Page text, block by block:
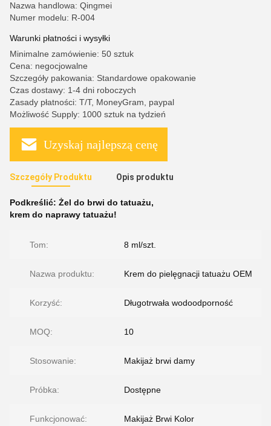
Nazwa handlowa: Qingmei
Numer modelu: R-004
Warunki płatności i wysyłki
Minimalne zamówienie: 50 sztuk
Cena: negocjowalne
Szczegóły pakowania: Standardowe opakowanie
Czas dostawy: 1-4 dni roboczych
Zasady płatności: T/T, MoneyGram, paypal
Możliwość Supply: 1000 sztuk na tydzień
Uzyskaj najlepszą cenę
Szczegóły Produktu Opis produktu
Podkreślić: Żel do brwi do tatuażu,
krem ​​do naprawy tatuażu!
Tom: 8 ml/szt.
Nazwa produktu: Krem do pielęgnacji tatuażu OEM
Korzyść: Długotrwała wodoodporność
MOQ: 10
Stosowanie: Makijaż brwi damy
Próbka: Dostępne
Funkcjonować: Makijaż Brwi Kolor